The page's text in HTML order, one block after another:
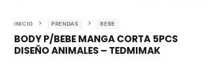
INICIO PRENDAS BEBE
BODY P/BEBE MANGA CORTA 5PCS
DISEÑO ANIMALES – TEDMIMAK